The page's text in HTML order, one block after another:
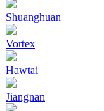
Shuanghuan
Vortex
Hawtai
Jiangnan